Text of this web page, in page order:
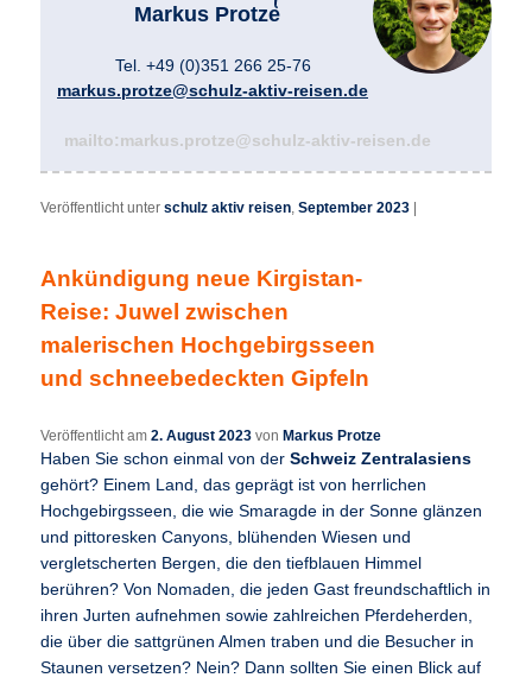
Markus Protze
Tel. +49 (0)351 266 25-76
markus.protze@schulz-aktiv-reisen.de
mailto:markus.protze@schulz-aktiv-reisen.de
Veröffentlicht unter schulz aktiv reisen ,September 2023 |
Ankündigung neue Kirgistan-
Reise: Juwel zwischen
malerischen Hochgebirgsseen
und schneebedeckten Gipfeln
Veröffentlicht am2. August 2023 von Markus Protze
Haben Sie schon einmal von derSchweiz Zentralasiens
gehört? Einem Land, das geprägt ist von herrlichen
Hochgebirgsseen, die wie Smaragde in der Sonne glänzen
und pittoresken Canyons, blühenden Wiesen und
vergletscherten Bergen, die den tiefblauen Himmel
berühren? Von Nomaden, die jeden Gast freundschaftlich in
ihren Jurten aufnehmen sowie zahlreichen Pferdeherden,
die über die sattgrünen Almen traben und die Besucher in
Staunen versetzen? Nein? Dann sollten Sie einen Blick auf